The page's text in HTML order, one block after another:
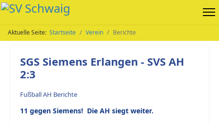
Aktuelle Seite: Startseite Verein Berichte
SGS Siemens Erlangen - SVS AH
2:3
Fußball AH Berichte
11 gegen Siemens! Die AH siegt weiter.